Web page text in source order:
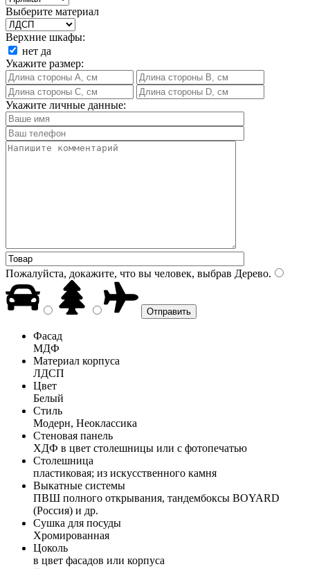
Выберите материал
Верхние шкафы:
нет да
Укажите размер:
Укажите личные данные:
Пожалуйста, докажите, что вы человек, выбрав Дерево.
Фасад
МДФ
Материал корпуса
ЛДСП
Цвет
Белый
Стиль
Модерн, Неоклассика
Стеновая панель
ХДФ в цвет столешницы или с фотопечатью
Столешница
пластиковая; из искусственного камня
Выкатные системы
ПВШ полного открывания, тандембоксы BOYARD
(Россия) и др.
Сушка для посуды
Хромированная
Цоколь
в цвет фасадов или корпуса